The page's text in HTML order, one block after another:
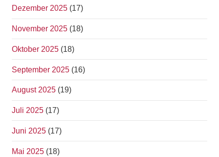
Dezember 2025 (17)
November 2025 (18)
Oktober 2025 (18)
September 2025 (16)
August 2025 (19)
Juli 2025 (17)
Juni 2025 (17)
Mai 2025 (18)